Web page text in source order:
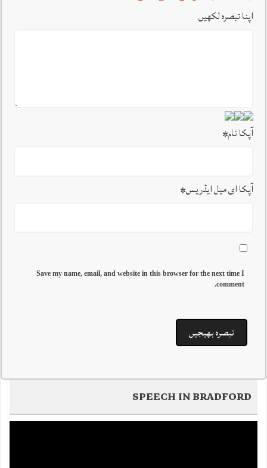
اپنا تبصرہ لکھیں
آپکا نام*
آپکا ای میل ایڈریس*
Save my name, email, and website in this browser for the next time I
comment.
SPEECH IN BRADFORD